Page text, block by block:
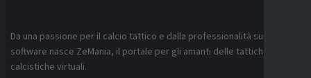
Da una passione per il calcio tattico e dalla professionalità sui
software nasce ZeMania, il portale per gli amanti delle tattiche
calcistiche virtuali.